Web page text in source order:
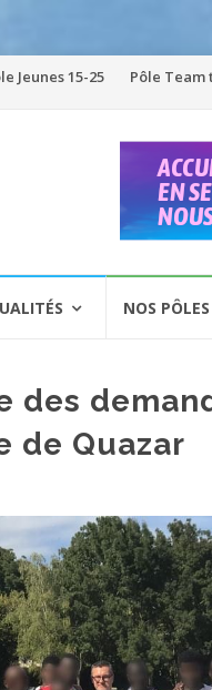
Jeunes 15-25 Pôle
NOS
des
de Quazar